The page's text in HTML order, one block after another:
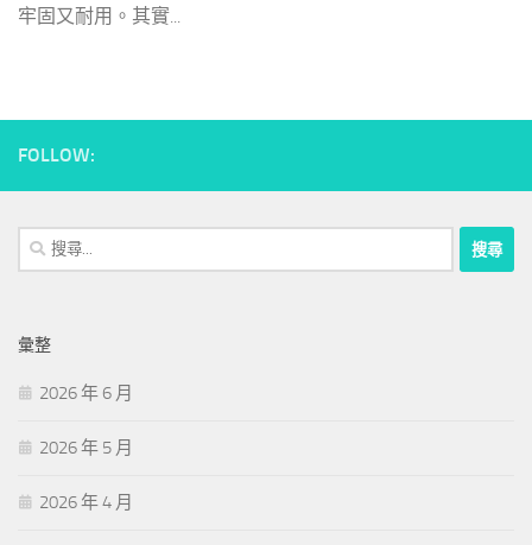
牢固又耐用。其實...
FOLLOW:
搜
尋
字:
彙整
2026 年 6 月
2026 年 5 月
2026 年 4 月